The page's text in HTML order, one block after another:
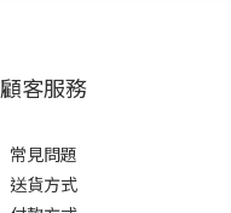
顧客服務
常見問題
送貨方式